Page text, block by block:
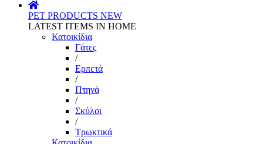
PET PRODUCTS NEW
LATEST ITEMS IN HOME
Κατοικίδια
Γάτες
/
Ερπετά
/
Πτηνά
/
Σκύλοι
/
Τρωκτικά